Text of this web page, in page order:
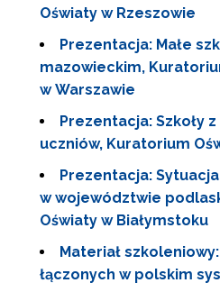
Oświaty w Rzeszowie
Prezentacja: Małe
mazowieckim,
w Warszawie
Prezentacja: Szkoły
uczniów, Kuratorium
Prezentacja: Sytuacja
w województwie
Oświaty w Białymstoku
Materiał
łączonych w polskim